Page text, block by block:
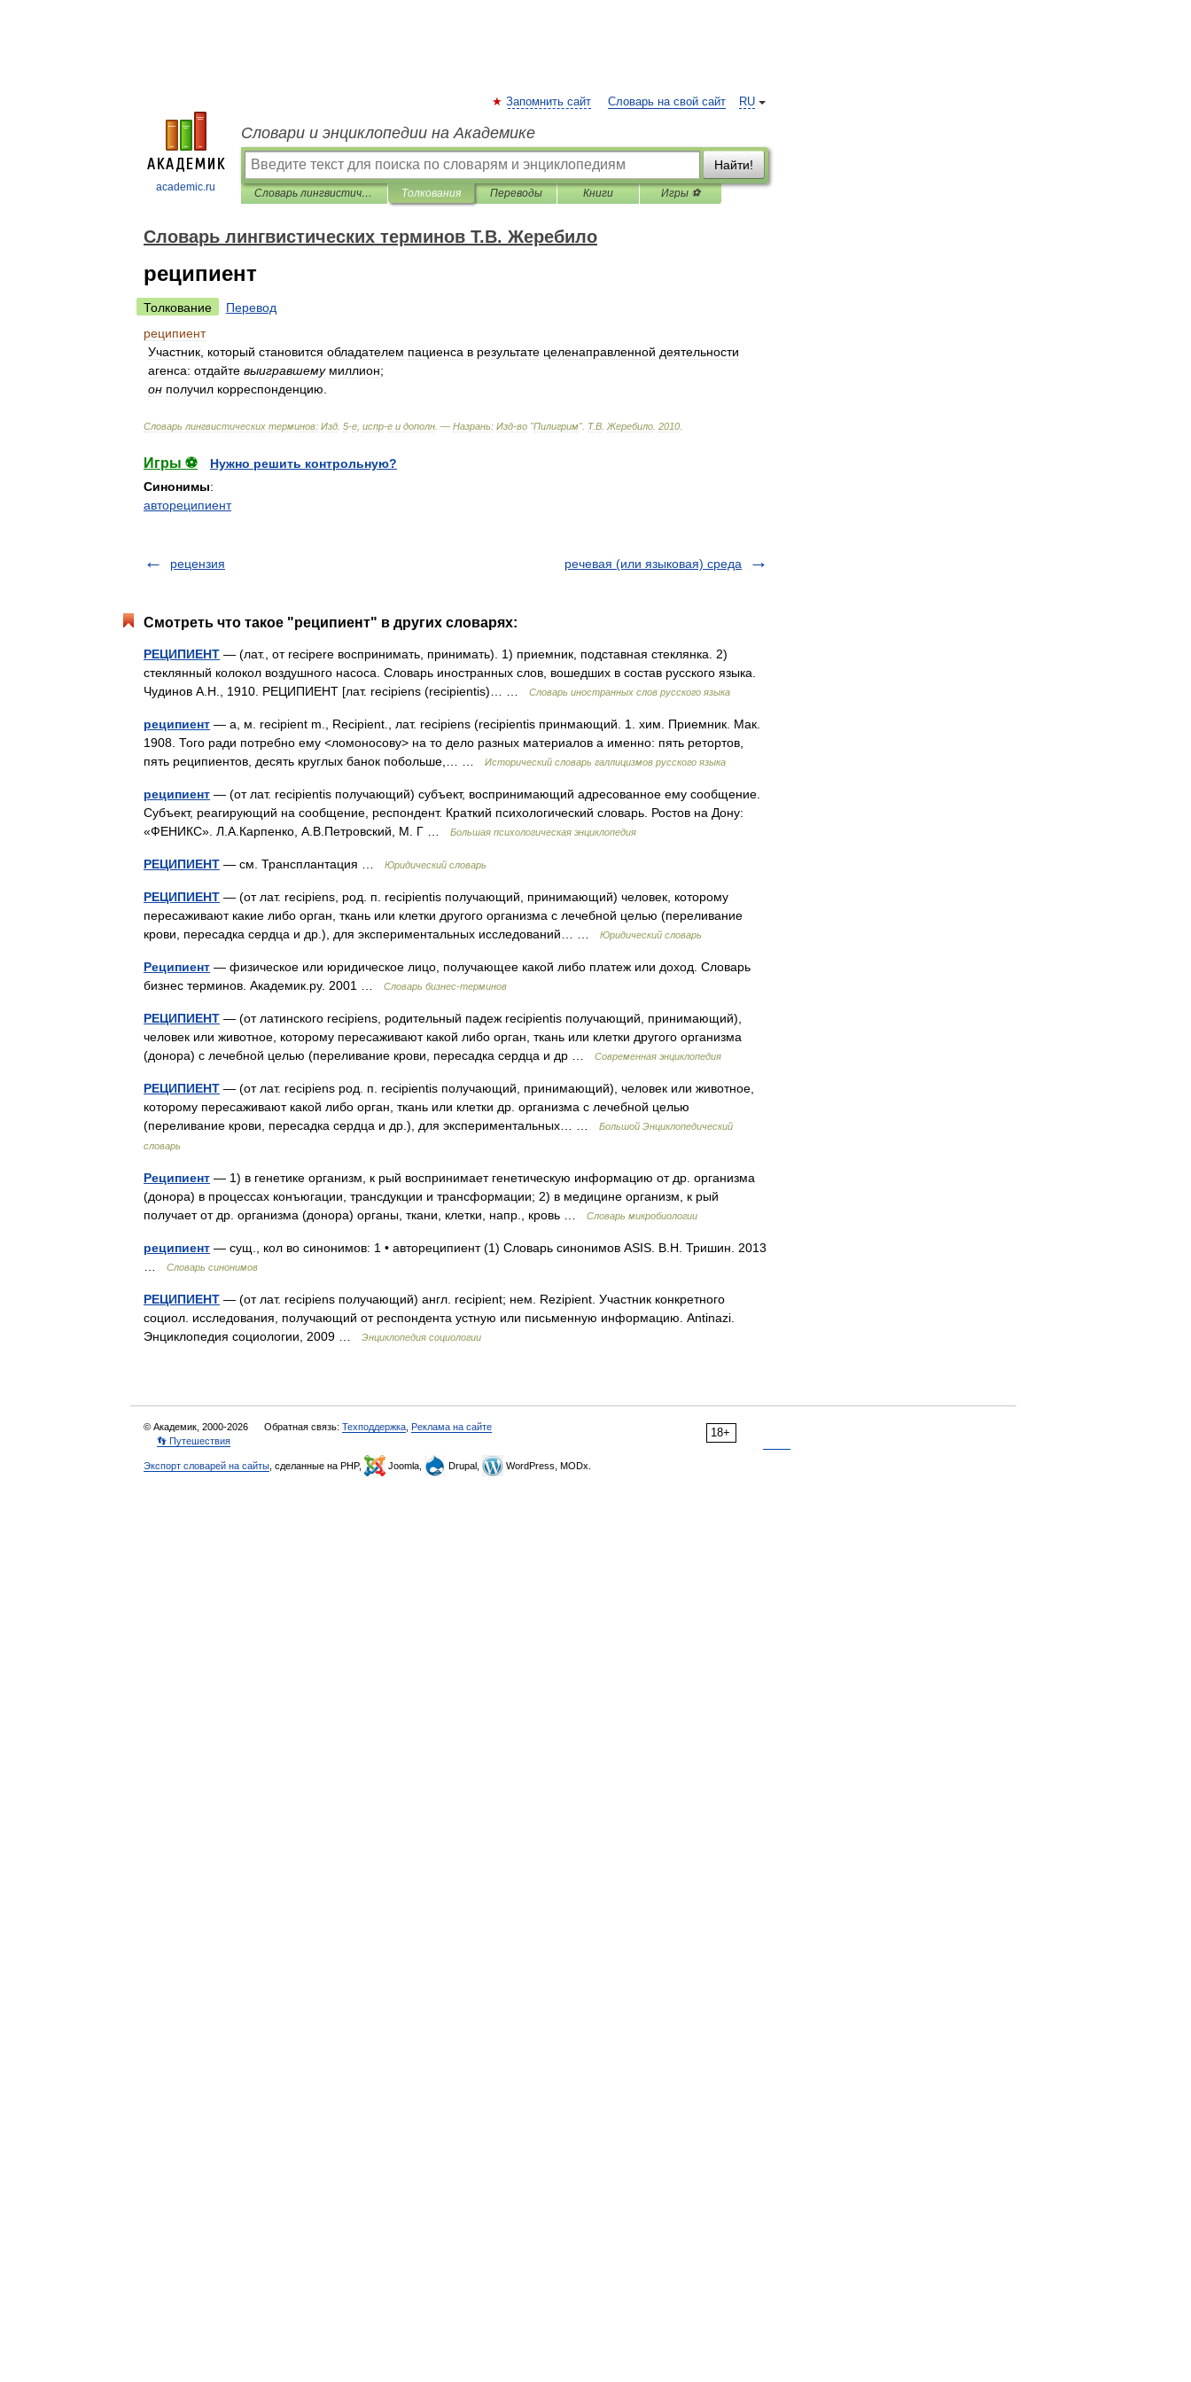
academic.ru
RU
Запомнить сайт Словарь на свой сайт
Словари и энциклопедии на Академике
Найти!
Словарь лингвистических терминов Т.В. Жеребило Толкования Переводы Книги Игры ⚽
Словарь лингвистических терминов Т.В. Жеребило
реципиент
Толкование
Перевод
реципиент
Участник который становится обладателем пациенса в результате целенаправленной деятельности
агенса: отдайте выигравшему миллион;
он получил корреспонденцию
Словарь лингвистических терминов: Изд 5-е испр-е и дополн . — Назрань: Изд-во "Пилигрим". Т.В Жеребило 2010
Игры ⚽
Нужно решить контрольную?
Синонимы:
автореципиент
рецензия речевая (или языковая) среда
Смотреть что такое "реципиент" в других словарях:
РЕЦИПИЕНТ — (лат., от recipere воспринимать, принимать). 1) приемник, подставная стеклянка. 2)
стеклянный колокол воздушного насоса. Словарь иностранных слов, вошедших в состав русского языка.
Чудинов А.Н., 1910. РЕЦИПИЕНТ [лат. recipiens (recipientis)… …
Словарь иностранных слов русского языка
реципиент — а, м. recipient m., Recipient., лат. recipiens (recipientis принмающий. 1. хим. Приемник. Мак.
1908. Того ради потребно ему <ломоносову> на то дело разных материалов а именно: пять ретортов,
пять реципиентов, десять круглых банок побольше,… …
Исторический словарь галлицизмов русского языка
реципиент — (от лат. rесiрiеntis получающий) субъект, воспринимающий адресованное ему сообщение.
Субъект, реагирующий на сообщение, респондент. Краткий психологический словарь. Ростов на Дону:
«ФЕНИКС». Л.А.Карпенко, А.В.Петровский, М. Г …
Большая психологическая энциклопедия
РЕЦИПИЕНТ — см. Трансплантация … Юридический словарь
РЕЦИПИЕНТ — (от лат. recipiens, род. п. recipientis получающий, принимающий) человек, которому
пересаживают какие либо орган, ткань или клетки другого организма с лечебной целью (переливание
крови, пересадка сердца и др.), для экспериментальных исследований… …
Юридический словарь
Реципиент — физическое или юридическое лицо, получающее какой либо платеж или доход. Словарь
бизнес терминов. Академик.ру. 2001 …
Словарь бизнес-терминов
РЕЦИПИЕНТ — (от латинского recipiens, родительный падеж recipientis получающий, принимающий),
человек или животное, которому пересаживают какой либо орган, ткань или клетки другого организма
(донора) с лечебной целью (переливание крови, пересадка сердца и др …
Современная энциклопедия
РЕЦИПИЕНТ — (от лат. recipiens род. п. recipientis получающий, принимающий), человек или животное,
которому пересаживают какой либо орган, ткань или клетки др. организма с лечебной целью
(переливание крови, пересадка сердца и др.), для экспериментальных… …
Большой Энциклопедический
словарь
Реципиент — 1) в генетике организм, к рый воспринимает генетическую информацию от др. организма
(донора) в процессах конъюгации, трансдукции и трансформации; 2) в медицине организм, к рый
получает от др. организма (донора) органы, ткани, клетки, напр., кровь …
Словарь микробиологии
реципиент — сущ., кол во синонимов: 1 • автореципиент (1) Словарь синонимов ASIS. В.Н. Тришин. 2013
Словарь синонимов
РЕЦИПИЕНТ — (от лат. recipiens получающий) англ. recipient; нем. Rezipient. Участник конкретного
социол. исследования, получающий от респондента устную или письменную информацию. Antinazi.
Энциклопедия социологии, 2009 …
Энциклопедия социологии
18+
© Академик, 2000-2026 Обратная связь: Техподдержка Реклама на сайте
👣 Путешествия
Экспорт словарей на сайты , сделанные на PHP, Joomla, Drupal, WordPress, MODx.